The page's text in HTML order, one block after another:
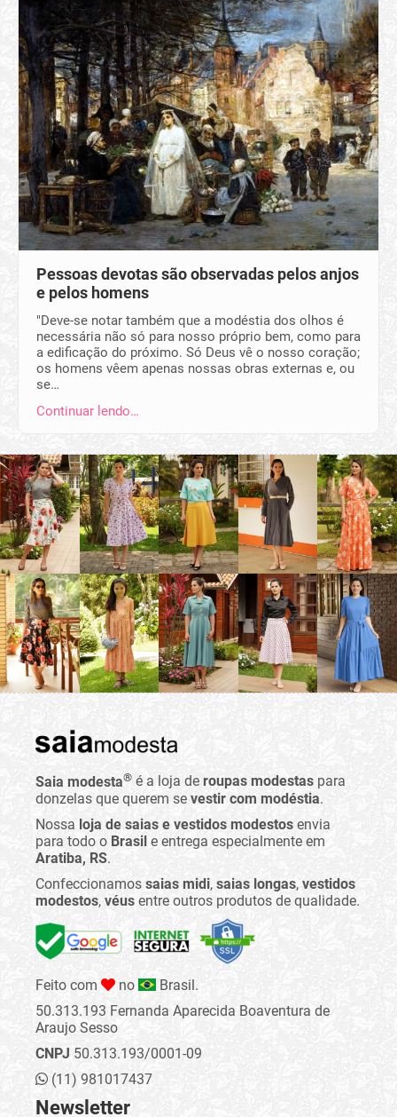
Pessoas devotas são observadas pelos anjos
e pelos homens
"Deve-se notar também que a modéstia dos olhos é
necessária não só para nosso próprio bem, como para
a edificação do próximo. Só Deus vê o nosso coração;
os homens vêem apenas nossas obras externas e, ou
se…
Continuar lendo…
Saia modesta® é a loja de roupas modestas para
donzelas que querem se vestir com modéstia.
Nossa loja de saias e vestidos modestos envia
para todo o Brasil e entrega especialmente em
Aratiba, RS.
Confeccionamos saias midi, saias longas, vestidos
modestos, véus entre outros produtos de qualidade.
Feito com no
Brasil.
50.313.193 Fernanda Aparecida Boaventura de
Araujo Sesso
CNPJ 50.313.193/0001-09
(11) 981017437
Newsletter